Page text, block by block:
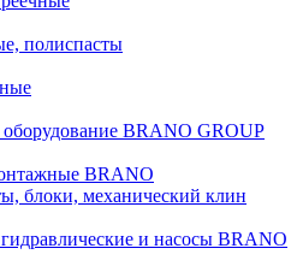
полиспасты
оборудование BRANO GROUP
BRANO
блоки, механический клин
и насосы BRANO